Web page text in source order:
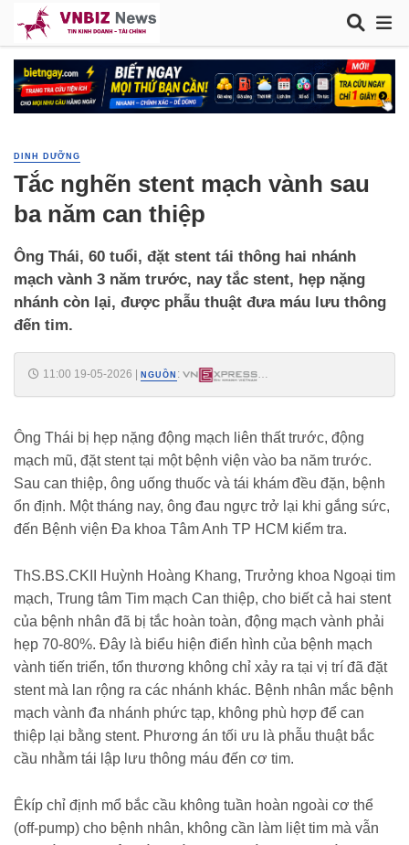
DINH DƯỠNG
Tắc nghẽn stent mạch vành sau
ba năm can thiệp
Ông Thái, 60 tuổi, đặt stent tái thông hai nhánh
mạch vành 3 năm trước, nay tắc stent, hẹp nặng
nhánh còn lại, được phẫu thuật đưa máu lưu thông
đến tim.
11:00 19-05-2026 NGUỒN :
Ông Thái bị hẹp nặng động mạch liên thất trước, động
mạch mũ, đặt stent tại một bệnh viện vào ba năm trước.
Sau can thiệp, ông uống thuốc và tái khám đều đặn, bệnh
ổn định. Một tháng nay, ông đau ngực trở lại khi gắng sức,
đến Bệnh viện Đa khoa Tâm Anh TP HCM kiểm tra.
ThS.BS.CKII Huỳnh Hoàng Khang, Trưởng khoa Ngoại tim
mạch, Trung tâm Tim mạch Can thiệp, cho biết cả hai stent
của bệnh nhân đã bị tắc hoàn toàn, động mạch vành phải
hẹp 70-80%. Đây là biểu hiện điển hình của bệnh mạch
vành tiến triển, tổn thương không chỉ xảy ra tại vị trí đã đặt
stent mà lan rộng ra các nhánh khác. Bệnh nhân mắc bệnh
mạch vành đa nhánh phức tạp, không phù hợp để can
thiệp lại bằng stent. Phương án tối ưu là phẫu thuật bắc
cầu nhằm tái lập lưu thông máu đến cơ tim.
Êkíp chỉ định mổ bắc cầu không tuần hoàn ngoài cơ thể
(off-pump) cho bệnh nhân, không cần làm liệt tim mà vẫn